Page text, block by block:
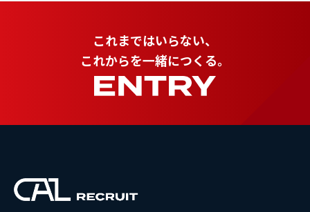
これまではいらない、
これからを一緒につくる。